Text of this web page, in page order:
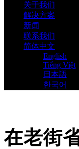
关于我们
解决方案
新闻
联系我们
简体中文
English
Tiếng Việt
日本語
한국어
在老街